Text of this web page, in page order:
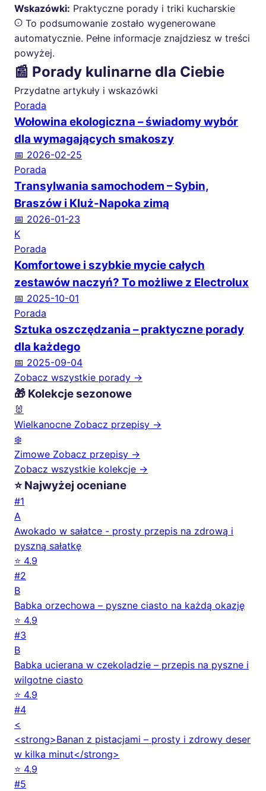
Wskazówki: Praktyczne porady i triki kucharskie
To podsumowanie zostało wygenerowane
automatycznie. Pełne informacje znajdziesz w treści
powyżej.
📰 Porady kulinarne dla Ciebie
Przydatne artykuły i wskazówki
Porada
Wołowina ekologiczna – świadomy wybór
dla wymagających smakoszy
📅 2026-02-25
Porada
Transylwania samochodem – Sybin,
Braszów i Kluż-Napoka zimą
📅 2026-01-23
K
Porada
Komfortowe i szybkie mycie całych
zestawów naczyń? To możliwe z Electrolux
📅 2025-10-01
Porada
Sztuka oszczędzania – praktyczne porady
dla każdego
📅 2025-09-04
Zobacz wszystkie porady →
🎁 Kolekcje sezonowe
🐰
Wielkanocne Zobacz przepisy →
❄️
Zimowe Zobacz przepisy →
Zobacz wszystkie kolekcje →
⭐ Najwyżej oceniane
#1
A
Awokado w sałatce - prosty przepis na zdrową i
pyszną sałatkę
⭐ 4.9
#2
B
Babka orzechowa – pyszne ciasto na każdą okazję
⭐ 4.9
#3
B
Babka ucierana w czekoladzie – przepis na pyszne i
wilgotne ciasto
⭐ 4.9
#4
<
<strong>Banan z pistacjami – prosty i zdrowy deser
w kilka minut</strong>
⭐ 4.9
#5